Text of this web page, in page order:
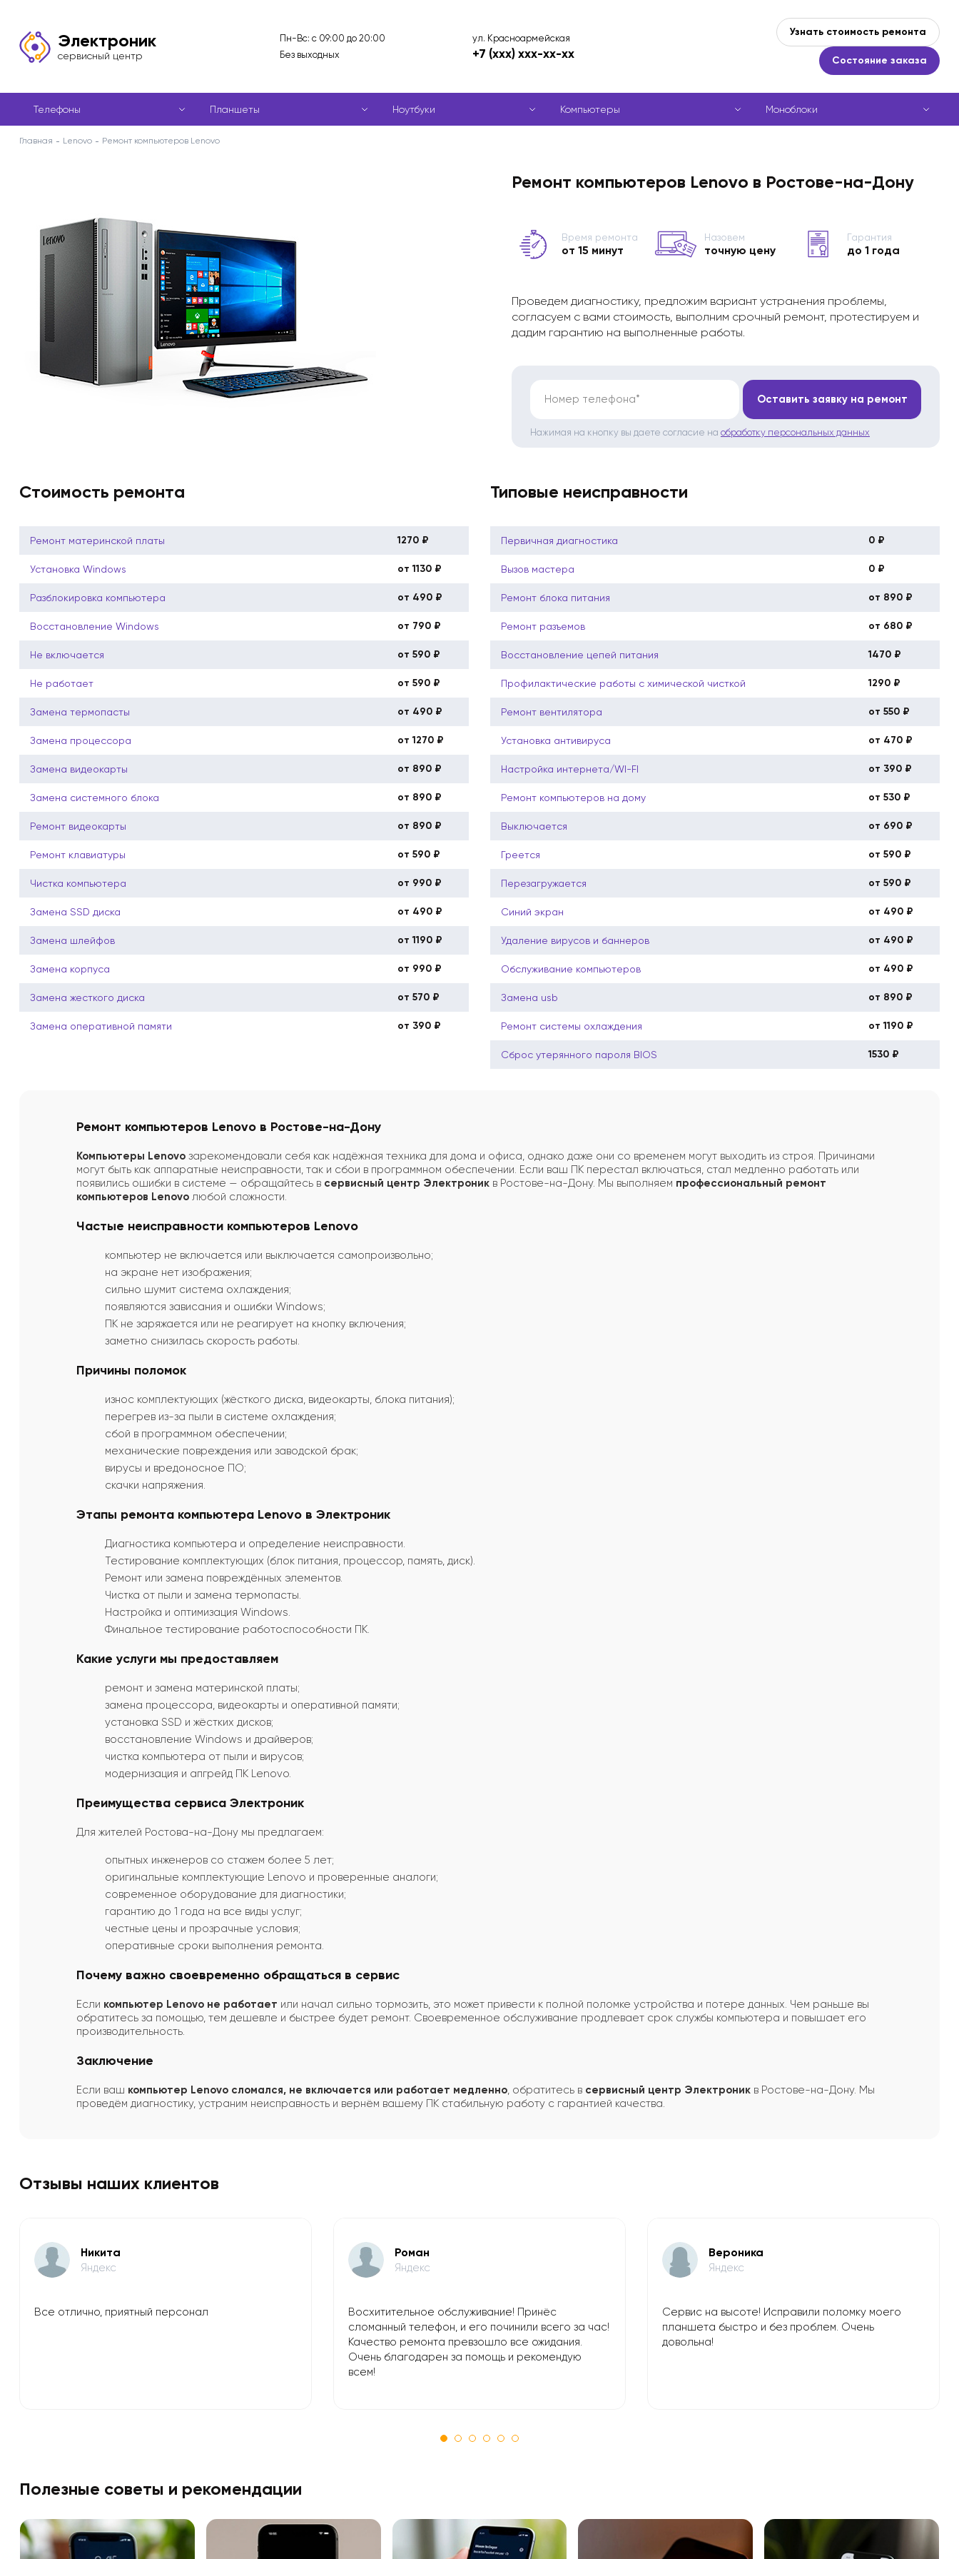
Электроник
сервисный центр
Пн-Вс: с 09:00 до 20:00
Без выходных
ул. Красноармейская
+7 (xxx) xxx-xx-xx
Узнать стоимость ремонта
Состояние заказа
Телефоны Планшеты Ноутбуки Компьютеры Моноблоки
Главная Lenovo Ремонт компьютеров Lenovo
Ремонт компьютеров Lenovo в Ростове-на-Дону
Время ремонта
от 15 минут
Назовем
точную цену
Гарантия
до 1 года
Проведем диагностику, предложим вариант устранения проблемы,
согласуем с вами стоимость, выполним срочный ремонт, протестируем и
дадим гарантию на выполненные работы.
Номер телефона* Оставить заявку на ремонт
Нажимая на кнопку вы даете согласие на обработку персональных данных
Стоимость ремонта
Ремонт материнской платы 1270 ₽
Установка Windows от 1130 ₽
Разблокировка компьютера от 490 ₽
Восстановление Windows от 790 ₽
Не включается от 590 ₽
Не работает от 590 ₽
Замена термопасты от 490 ₽
Замена процессора от 1270 ₽
Замена видеокарты от 890 ₽
Замена системного блока от 890 ₽
Ремонт видеокарты от 890 ₽
Ремонт клавиатуры от 590 ₽
Чистка компьютера от 990 ₽
Замена SSD диска от 490 ₽
Замена шлейфов от 1190 ₽
Замена корпуса от 990 ₽
Замена жесткого диска от 570 ₽
Замена оперативной памяти от 390 ₽
Типовые неисправности
Первичная диагностика 0 ₽
Вызов мастера 0 ₽
Ремонт блока питания от 890 ₽
Ремонт разъемов от 680 ₽
Восстановление цепей питания 1470 ₽
Профилактические работы с химической чисткой 1290 ₽
Ремонт вентилятора от 550 ₽
Установка антивируса от 470 ₽
Настройка интернета/WI-FI от 390 ₽
Ремонт компьютеров на дому от 530 ₽
Выключается от 690 ₽
Греется от 590 ₽
Перезагружается от 590 ₽
Синий экран от 490 ₽
Удаление вирусов и баннеров от 490 ₽
Обслуживание компьютеров от 490 ₽
Замена usb от 890 ₽
Ремонт системы охлаждения от 1190 ₽
Сброс утерянного пароля BIOS 1530 ₽
Ремонт компьютеров Lenovo в Ростове-на-Дону
Компьютеры Lenovo зарекомендовали себя как надёжная техника для дома и офиса, однако даже они со временем могут выходить из строя. Причинами
могут быть как аппаратные неисправности, так и сбои в программном обеспечении. Если ваш ПК перестал включаться, стал медленно работать или
появились ошибки в системе — обращайтесь в сервисный центр Электроник в Ростове-на-Дону. Мы выполняем профессиональный ремонт
компьютеров Lenovo любой сложности.
Частые неисправности компьютеров Lenovo
компьютер не включается или выключается самопроизвольно;
на экране нет изображения;
сильно шумит система охлаждения;
появляются зависания и ошибки Windows;
ПК не заряжается или не реагирует на кнопку включения;
заметно снизилась скорость работы.
Причины поломок
износ комплектующих (жёсткого диска, видеокарты, блока питания);
перегрев из-за пыли в системе охлаждения;
сбой в программном обеспечении;
механические повреждения или заводской брак;
вирусы и вредоносное ПО;
скачки напряжения.
Этапы ремонта компьютера Lenovo в Электроник
Диагностика компьютера и определение неисправности.
Тестирование комплектующих (блок питания, процессор, память, диск).
Ремонт или замена повреждённых элементов.
Чистка от пыли и замена термопасты.
Настройка и оптимизация Windows.
Финальное тестирование работоспособности ПК.
Какие услуги мы предоставляем
ремонт и замена материнской платы;
замена процессора, видеокарты и оперативной памяти;
установка SSD и жёстких дисков;
восстановление Windows и драйверов;
чистка компьютера от пыли и вирусов;
модернизация и апгрейд ПК Lenovo.
Преимущества сервиса Электроник
Для жителей Ростова-на-Дону мы предлагаем:
опытных инженеров со стажем более 5 лет;
оригинальные комплектующие Lenovo и проверенные аналоги;
современное оборудование для диагностики;
гарантию до 1 года на все виды услуг;
честные цены и прозрачные условия;
оперативные сроки выполнения ремонта.
Почему важно своевременно обращаться в сервис
Если компьютер Lenovo не работает или начал сильно тормозить, это может привести к полной поломке устройства и потере данных. Чем раньше вы
обратитесь за помощью, тем дешевле и быстрее будет ремонт. Своевременное обслуживание продлевает срок службы компьютера и повышает его
производительность.
Заключение
Если ваш компьютер Lenovo сломался, не включается или работает медленно, обратитесь в сервисный центр Электроник в Ростове-на-Дону. Мы
проведём диагностику, устраним неисправность и вернём вашему ПК стабильную работу с гарантией качества.
Отзывы наших клиентов
Никита
Яндекс
Все отлично, приятный персонал
Роман
Яндекс
Восхитительное обслуживание! Принёс
сломанный телефон, и его починили всего за час!
Качество ремонта превзошло все ожидания.
Очень благодарен за помощь и рекомендую
всем!
Вероника
Яндекс
Сервис на высоте! Исправили поломку моего
планшета быстро и без проблем. Очень
довольна!
Полезные советы и рекомендации